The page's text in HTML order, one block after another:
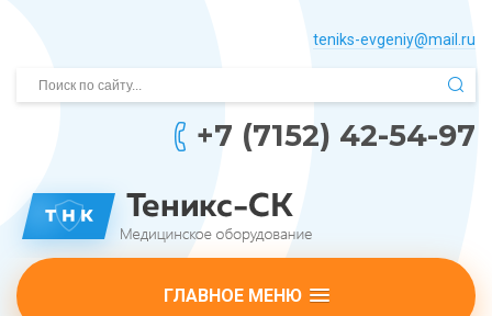
teniks-evgeniy@mail.­ru
+7 (7152) 42-54-97
ГЛАВНОЕ МЕНЮ